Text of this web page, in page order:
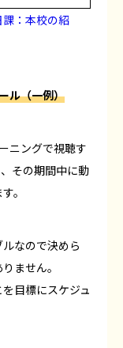
：本校の紹
ル（一例）
ニングで視聴す
その期間中に動
。
なので決めら
ません。
目標にスケジュ